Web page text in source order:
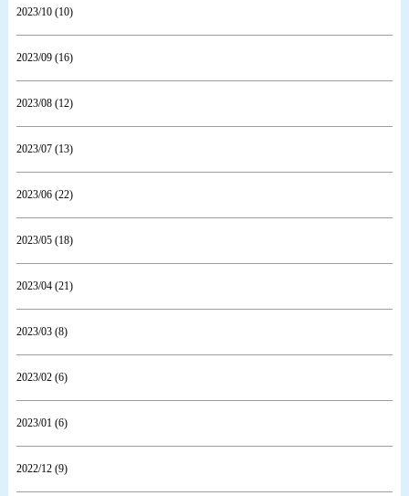
2023/10 (10)
2023/09 (16)
2023/08 (12)
2023/07 (13)
2023/06 (22)
2023/05 (18)
2023/04 (21)
2023/03 (8)
2023/02 (6)
2023/01 (6)
2022/12 (9)